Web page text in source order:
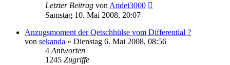
Letzter Beitrag von Andei3000
Samstag 10. Mai 2008, 20:07
Anzugsmoment der Qetschhülse vom Differential ?
von sekanda » Dienstag 6. Mai 2008, 08:56
4 Antworten
1245 Zugriffe